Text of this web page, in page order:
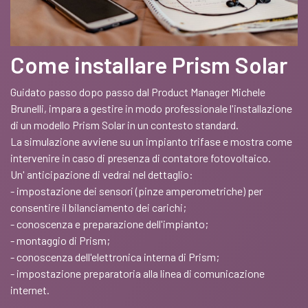
Come installare Prism Solar
Guidato passo dopo passo dal Product Manager Michele
Brunelli, impara a gestire in modo professionale l'installazione
di un modello Prism Solar in un contesto standard.
La simulazione avviene su un impianto trifase e mostra come
intervenire in caso di presenza di contatore fotovoltaico.
Un' anticipazione di vedrai nel dettaglio:
- impostazione dei sensori (pinze amperometriche) per
consentire il bilanciamento dei carichi;
- conoscenza e preparazione dell'impianto;
- montaggio di Prism;
- conoscenza dell'elettronica interna di Prism;
- impostazione preparatoria alla linea di comunicazione
internet.